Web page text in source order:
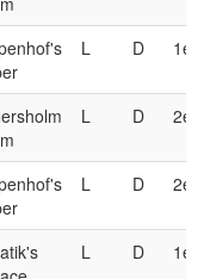
L D 1e
L D 2e
L D 2e
L D 1e